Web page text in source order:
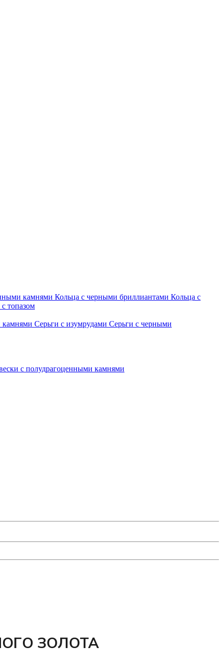
камнями Кольца с черными бриллиантами Кольца с
топазом
камнями Серьги с изумрудами Серьги с черными
с полудрагоценными камнями
ЗОЛОТА